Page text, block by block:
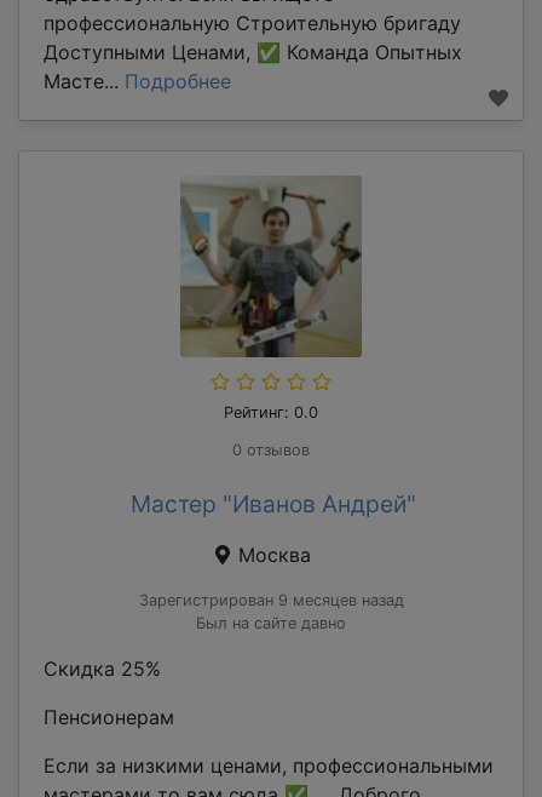
профессиональную Строительную бригаду
Доступными Ценами, ✅ Команда Опытных
Масте... Подробнее
Рейтинг: 0.0
0 отзывов
Мастер "Иванов Андрей"
Москва
Зарегистрирован 9 месяцев назад
Был на сайте давно
Скидка 25%
Пенсионерам
Если за низкими ценами, профессиональными